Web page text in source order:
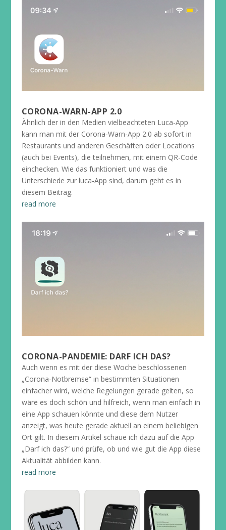
CORONA-WARN-APP 2.0
Ähnlich der in den Medien vielbeachteten Luca-App
kann man mit der Corona-Warn-App 2.0 ab sofort in
Restaurants und anderen Geschäften oder Locations
(auch bei Events), die teilnehmen, mit einem QR-Code
einchecken. Wie das funktioniert und was die
Unterschiede zur luca-App sind, darum geht es in
diesem Beitrag.
read more
CORONA-PANDEMIE: DARF ICH DAS?
Auch wenn es mit der diese Woche beschlossenen
„Corona-Notbremse“ in bestimmten Situationen
einfacher wird, welche Regelungen gerade gelten, so
wäre es doch schön und hilfreich, wenn man einfach in
eine App schauen könnte und diese dem Nutzer
anzeigt, was heute gerade aktuell an einem beliebigen
Ort gilt. In diesem Artikel schaue ich dazu auf die App
„Darf ich das?“ und prüfe, ob und wie gut die App diese
Aktualität abbilden kann.
read more